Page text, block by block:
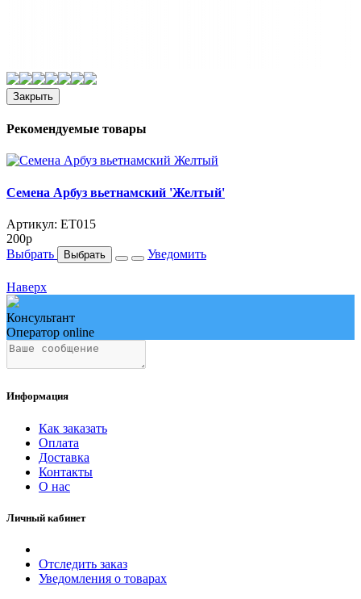
Закрыть
Рекомендуемые товары
Семена Арбуз вьетнамский 'Желтый'
Артикул: ET015
200p
Выбрать
Выбрать Уведомить
Наверх
Консультант
Оператор online
Информация
Как заказать
Оплата
Доставка
Контакты
О нас
Личный кабинет
Отследить заказ
Уведомления о товарах